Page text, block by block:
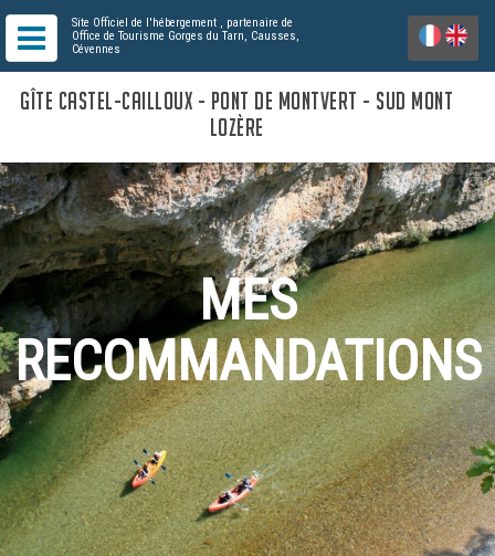
Site Officiel de l'hébergement , partenaire de
Office de Tourisme Gorges du Tarn, Causses,
Cévennes
GÎTE CASTEL-CAILLOUX - PONT DE MONTVERT - SUD MONT
LOZÈRE
MES
RECOMMANDATIONS